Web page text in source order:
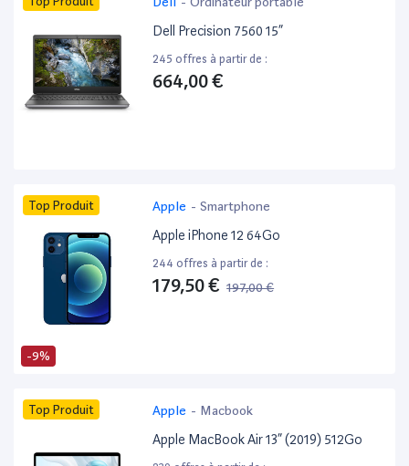
Dell Precision 7560 15”
245 offres à partir de :
664,00 €
-9%
Top Produit Apple - Smartphone
Apple iPhone 12 64Go
244 offres à partir de :
179,50 € 197,00 €
Top Produit Apple - Macbook
Apple MacBook Air 13” (2019) 512Go